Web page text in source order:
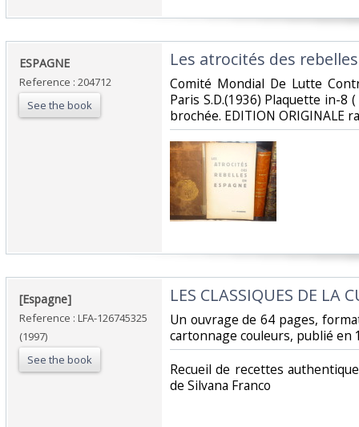
‎ESPAGNE‎
Reference : 204712
See the book
‎Les atrocités des
‎Comité Mondial De Lutte
Paris S.D.(1936) Plaquette in-8
brochée. EDITION ORIGINALE
‎[Espagne]‎
Reference : LFA-126745325
(1997)
See the book
‎LES CLASSIQUES DE LA
‎Un ouvrage de 64 pages,
cartonnage couleurs, publié en
‎Recueil de recettes
de Silvana Franco‎